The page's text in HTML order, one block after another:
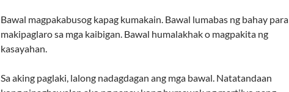
Bawal magpakabusog kapag kumakain. Bawal lumabas ng bahay para
makipaglaro sa mga kaibigan. Bawal humalakhak o magpakita ng
kasayahan.
Sa aking paglaki, lalong nadagdagan ang mga bawal. Natatandaan